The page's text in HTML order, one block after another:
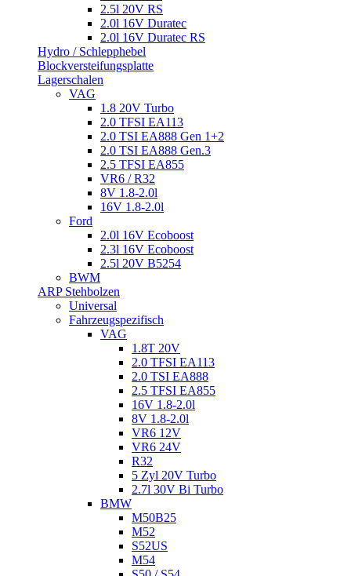
2.5l 20V RS
2.0l 16V Duratec
2.0l 16V Duratec RS
Hydro / Schlepphebel
Blockversteifungsplatte
Lagerschalen
VAG
1.8 20V Turbo
2.0 TFSI EA113
2.0 TSI EA888 Gen 1+2
2.0 TSI EA888 Gen.3
2.5 TFSI EA855
VR6 / R32
8V 1.8-2.0l
16V 1.8-2.0l
Ford
2.0l 16V Ecoboost
2.3l 16V Ecoboost
2.5l 20V B5254
BWM
ARP Stehbolzen
Universal
Fahrzeugspezifisch
VAG
1.8T 20V
2.0 TFSI EA113
2.0 TSI EA888
2.5 TFSI EA855
16V 1.8-2.0l
8V 1.8-2.0l
VR6 12V
VR6 24V
R32
5 Zyl 20V Turbo
2.7l 30V Bi Turbo
BMW
M50B25
M52
S52US
M54